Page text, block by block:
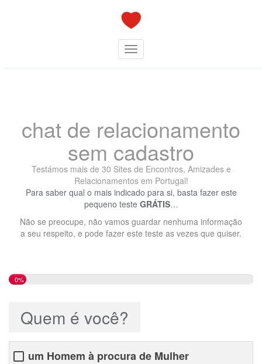
Toggle navigation
chat de relacionamento
sem cadastro
Testámos mais de 30 Sites de Encontros, Amizades e
Relacionamentos em Portugal!
Para saber qual o mais indicado para si, basta fazer este
pequeno teste GRÁTIS…
Não se preocupe, não vamos guardar nenhuma informação
a seu respeito, e pode fazer este teste as vezes que quiser.
0%
Quem é você?
um Homem à procura de Mulher